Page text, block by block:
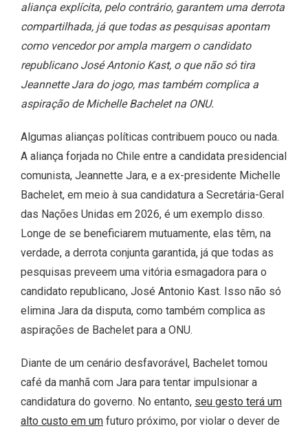
aliança explícita, pelo contrário, garantem uma derrota
compartilhada, já que todas as pesquisas apontam
como vencedor por ampla margem o candidato
republicano José Antonio Kast, o que não só tira
Jeannette Jara do jogo, mas também complica a
aspiração de Michelle Bachelet na ONU.
Algumas alianças políticas contribuem pouco ou nada.
A aliança forjada no Chile entre a candidata presidencial
comunista, Jeannette Jara, e a ex-presidente Michelle
Bachelet, em meio à sua candidatura a Secretária-Geral
das Nações Unidas em 2026, é um exemplo disso.
Longe de se beneficiarem mutuamente, elas têm, na
verdade, a derrota conjunta garantida, já que todas as
pesquisas preveem uma vitória esmagadora para o
candidato republicano, José Antonio Kast. Isso não só
elimina Jara da disputa, como também complica as
aspirações de Bachelet para a ONU.
Diante de um cenário desfavorável, Bachelet tomou
café da manhã com Jara para tentar impulsionar a
candidatura do governo. No entanto, seu gesto terá um
alto custo em um futuro próximo, por violar o dever de